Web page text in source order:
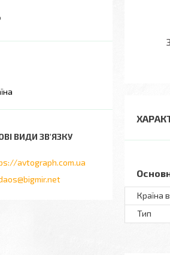
Країна
Тип
avtograph.com.ua